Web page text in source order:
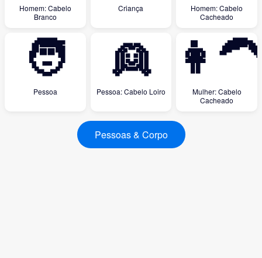
Homem: Cabelo
Branco
Criança
Homem: Cabelo
Cacheado
🧑
Pessoa
👱
Pessoa: Cabelo Loiro
👩‍🦱
Mulher: Cabelo
Cacheado
Pessoas & Corpo